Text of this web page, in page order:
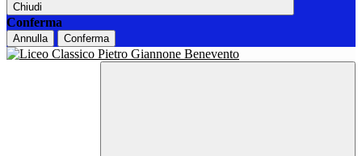
Chiudi
Conferma
Annulla Conferma